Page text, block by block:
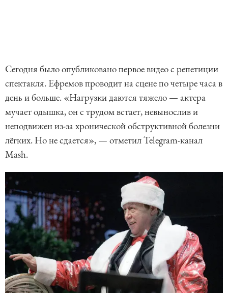
Сегодня было опубликовано первое видео с репетиции
спектакля. Ефремов проводит на сцене по четыре часа в
день и больше. «Нагрузки даются тяжело — актера
мучает одышка, он с трудом встает, невынослив и
неподвижен из-за хронической обструктивной болезни
лёгких. Но не сдается», — отметил Telegram-канал
Mash.